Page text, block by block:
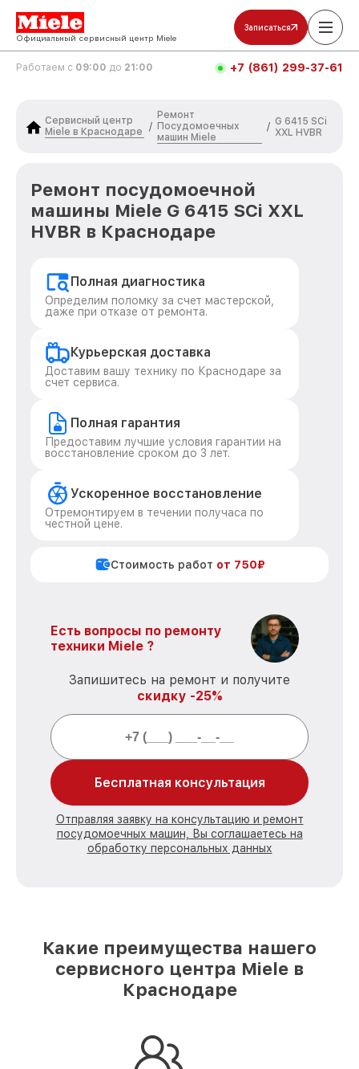
Официальный сервисный центр Miele
Записаться
Работаем с 09:00 до 21:00 +7 (861) 299-37-61
Сервисный центр
Miele в Краснодаре
/
Ремонт
Посудомоечных
машин Miele
/ G 6415 SCi
XXL HVBR
Ремонт посудомоечной
машины Miele G 6415 SCi XXL
HVBR в Краснодаре
Полная диагностика
Определим поломку за счет мастерской,
даже при отказе от ремонта.
Курьерская доставка
Доставим вашу технику по Краснодаре за
счет сервиса.
Полная гарантия
Предоставим лучшие условия гарантии на
восстановление сроком до 3 лет.
Ускоренное восстановление
Отремонтируем в течении получаса по
честной цене.
Стоимость работ от 750₽
Есть вопросы по ремонту
техники Miele ?
Запишитесь на ремонт и получите
скидку -25%
Бесплатная консультация
Отправляя заявку на консультацию и ремонт
посудомоечных машин, Вы соглашаетесь на
обработку персональных данных
Какие преимущества нашего
сервисного центра Miele в
Краснодаре